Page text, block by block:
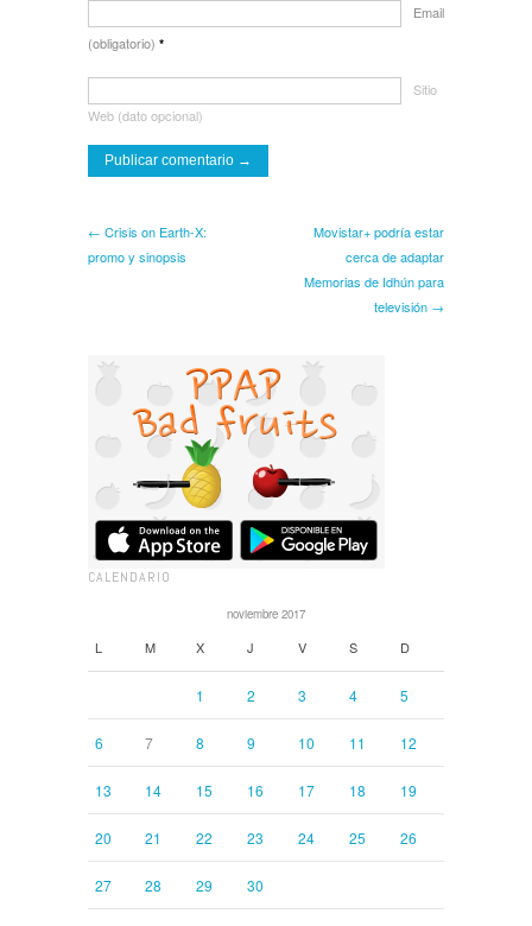
Email
(obligatorio) *
Sitio
Web (dato opcional)
← Crisis on Earth-X:
promo y sinopsis
Movistar+ podría estar
cerca de adaptar
Memorias de Idhún para
televisión →
CALENDARIO
noviembre 2017
L M X J V S D
1 2 3 4 5
6 7 8 9 10 11 12
13 14 15 16 17 18 19
20 21 22 23 24 25 26
27 28 29 30